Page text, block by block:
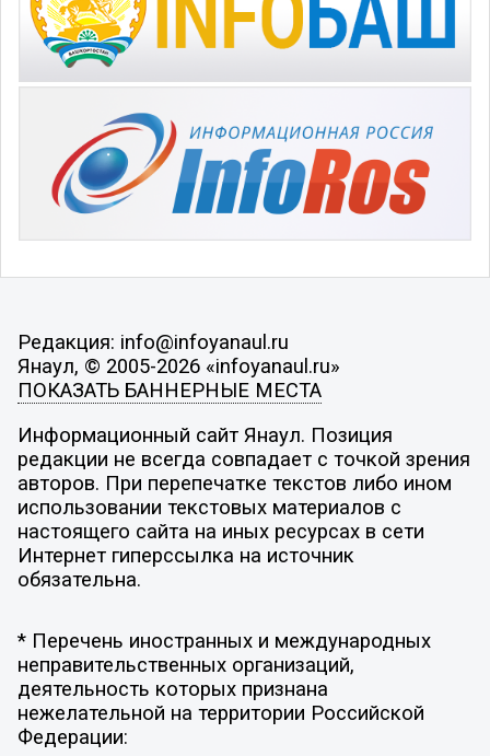
Редакция: info@infoyanaul.ru
Янаул, © 2005-2026 «infoyanaul.ru»
ПОКАЗАТЬ БАННЕРНЫЕ МЕСТА
Информационный сайт Янаул. Позиция
редакции не всегда совпадает с точкой зрения
авторов. При перепечатке текстов либо ином
использовании текстовых материалов с
настоящего сайта на иных ресурсах в сети
Интернет гиперссылка на источник
обязательна.
* Перечень иностранных и международных
неправительственных организаций,
деятельность которых признана
нежелательной на территории Российской
Федерации: